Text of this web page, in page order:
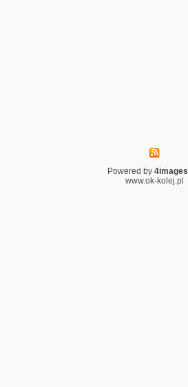
Powered by 4images
www.ok-kolej.pl